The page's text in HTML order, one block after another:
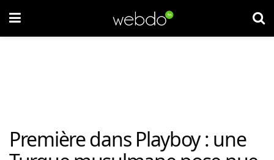
Première dans Playboy : une